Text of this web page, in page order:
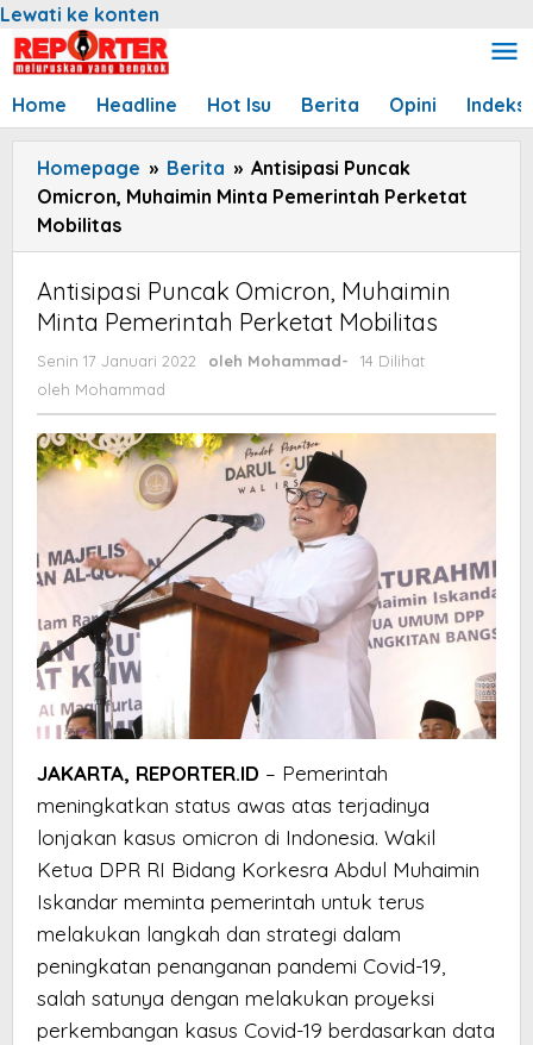
Lewati ke konten
Home Headline Hot Isu Berita Opini Indeks
Homepage » Berita » Antisipasi Puncak
Omicron, Muhaimin Minta Pemerintah Perketat
Mobilitas
Antisipasi Puncak Omicron, Muhaimin
Minta Pemerintah Perketat Mobilitas
Senin 17 Januari 2022 oleh Mohammad-
14 Dilihat
oleh Mohammad
JAKARTA, REPORTER.ID – Pemerintah
meningkatkan status awas atas terjadinya
lonjakan kasus omicron di Indonesia. Wakil
Ketua DPR RI Bidang Korkesra Abdul Muhaimin
Iskandar meminta pemerintah untuk terus
melakukan langkah dan strategi dalam
peningkatan penanganan pandemi Covid-19,
salah satunya dengan melakukan proyeksi
perkembangan kasus Covid-19 berdasarkan data